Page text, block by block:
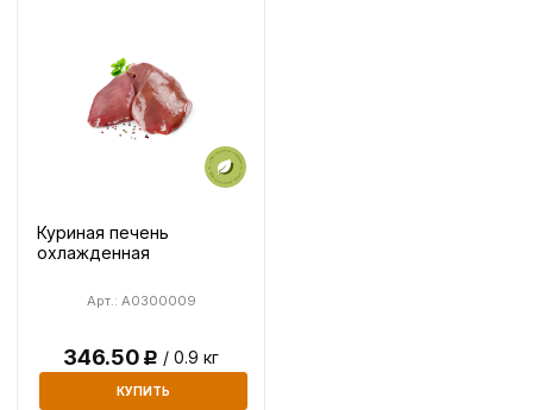
Куриная печень
охлажденная
Арт.: A0300009
346.50Р / 0.9 кг
КУПИТЬ